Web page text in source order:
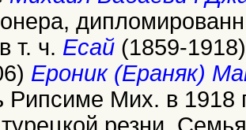
т. ч. Есай (1859-
Ероник (Ераняк)
Рипсиме Мих. в 1918